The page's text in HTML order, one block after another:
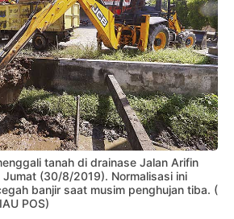
tanah di drainase Jalan Arifin
Jumat (30/8/2019). Normalisasi ini
banjir saat musim penghujan tiba. (
POS)